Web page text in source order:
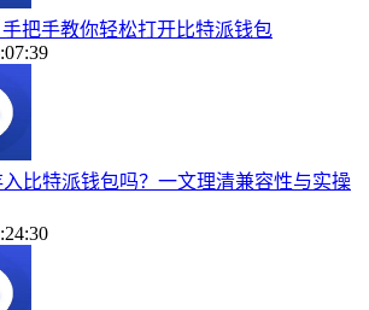
把手教你轻松打开比特派钱包
比特派钱包吗？一文理清兼容性与实操